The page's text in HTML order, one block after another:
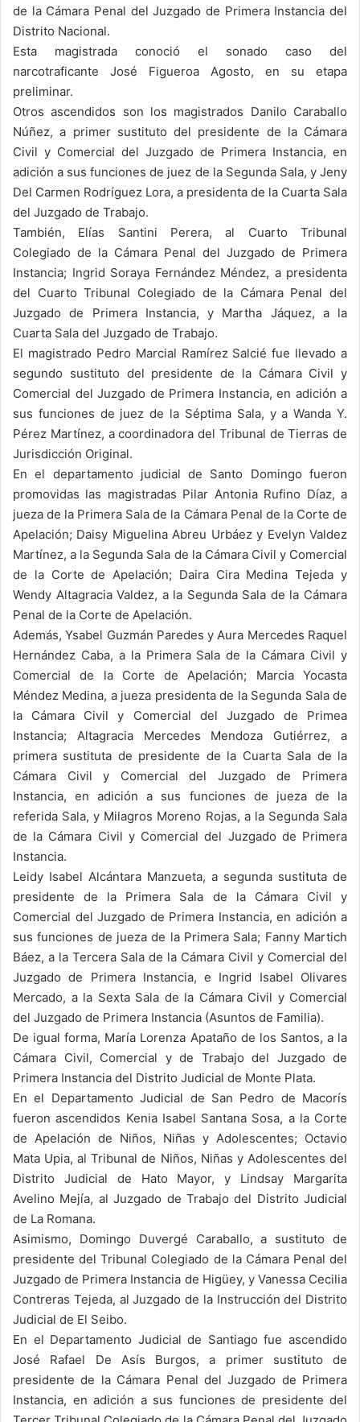
de la Cámara Penal del Juzgado de Primera Instancia del
Distrito Nacional.
Esta magistrada conoció el sonado caso del
narcotraficante José Figueroa Agosto, en su etapa
preliminar.
Otros ascendidos son los magistrados Danilo Caraballo
Núñez, a primer sustituto del presidente de la Cámara
Civil y Comercial del Juzgado de Primera Instancia, en
adición a sus funciones de juez de la Segunda Sala, y Jeny
Del Carmen Rodríguez Lora, a presidenta de la Cuarta Sala
del Juzgado de Trabajo.
También, Elías Santini Perera, al Cuarto Tribunal
Colegiado de la Cámara Penal del Juzgado de Primera
Instancia; Ingrid Soraya Fernández Méndez, a presidenta
del Cuarto Tribunal Colegiado de la Cámara Penal del
Juzgado de Primera Instancia, y Martha Jáquez, a la
Cuarta Sala del Juzgado de Trabajo.
El magistrado Pedro Marcial Ramírez Salcié fue llevado a
segundo sustituto del presidente de la Cámara Civil y
Comercial del Juzgado de Primera Instancia, en adición a
sus funciones de juez de la Séptima Sala, y a Wanda Y.
Pérez Martínez, a coordinadora del Tribunal de Tierras de
Jurisdicción Original.
En el departamento judicial de Santo Domingo fueron
promovidas las magistradas Pilar Antonia Rufino Díaz, a
jueza de la Primera Sala de la Cámara Penal de la Corte de
Apelación; Daisy Miguelina Abreu Urbáez y Evelyn Valdez
Martínez, a la Segunda Sala de la Cámara Civil y Comercial
de la Corte de Apelación; Daira Cira Medina Tejeda y
Wendy Altagracia Valdez, a la Segunda Sala de la Cámara
Penal de la Corte de Apelación.
Además, Ysabel Guzmán Paredes y Aura Mercedes Raquel
Hernández Caba, a la Primera Sala de la Cámara Civil y
Comercial de la Corte de Apelación; Marcia Yocasta
Méndez Medina, a jueza presidenta de la Segunda Sala de
la Cámara Civil y Comercial del Juzgado de Primea
Instancia; Altagracia Mercedes Mendoza Gutiérrez, a
primera sustituta de presidente de la Cuarta Sala de la
Cámara Civil y Comercial del Juzgado de Primera
Instancia, en adición a sus funciones de jueza de la
referida Sala, y Milagros Moreno Rojas, a la Segunda Sala
de la Cámara Civil y Comercial del Juzgado de Primera
Instancia.
Leidy Isabel Alcántara Manzueta, a segunda sustituta de
presidente de la Primera Sala de la Cámara Civil y
Comercial del Juzgado de Primera Instancia, en adición a
sus funciones de jueza de la Primera Sala; Fanny Martich
Báez, a la Tercera Sala de la Cámara Civil y Comercial del
Juzgado de Primera Instancia, e Ingrid Isabel Olivares
Mercado, a la Sexta Sala de la Cámara Civil y Comercial
del Juzgado de Primera Instancia (Asuntos de Familia).
De igual forma, María Lorenza Apataño de los Santos, a la
Cámara Civil, Comercial y de Trabajo del Juzgado de
Primera Instancia del Distrito Judicial de Monte Plata.
En el Departamento Judicial de San Pedro de Macorís
fueron ascendidos Kenia Isabel Santana Sosa, a la Corte
de Apelación de Niños, Niñas y Adolescentes; Octavio
Mata Upia, al Tribunal de Niños, Niñas y Adolescentes del
Distrito Judicial de Hato Mayor, y Lindsay Margarita
Avelino Mejía, al Juzgado de Trabajo del Distrito Judicial
de La Romana.
Asimismo, Domingo Duvergé Caraballo, a sustituto de
presidente del Tribunal Colegiado de la Cámara Penal del
Juzgado de Primera Instancia de Higüey, y Vanessa Cecilia
Contreras Tejeda, al Juzgado de la Instrucción del Distrito
Judicial de El Seibo.
En el Departamento Judicial de Santiago fue ascendido
José Rafael De Asís Burgos, a primer sustituto de
presidente de la Cámara Penal del Juzgado de Primera
Instancia, en adición a sus funciones de presidente del